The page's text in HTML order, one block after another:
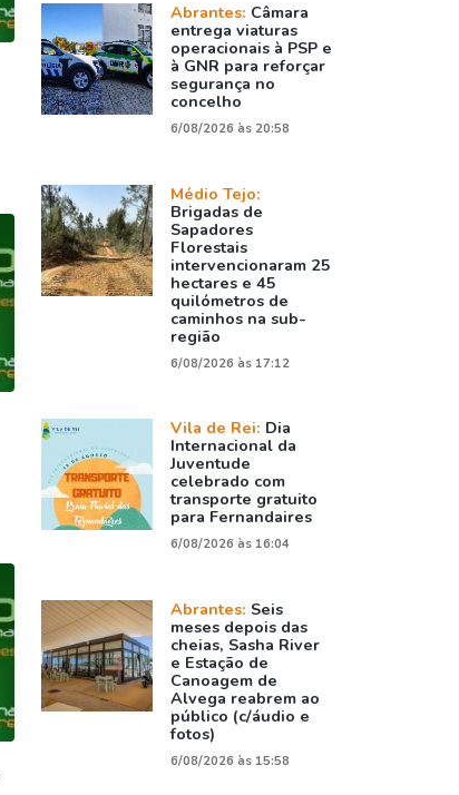
Abrantes: Câmara
entrega viaturas
operacionais à PSP e
à GNR para reforçar
segurança no
concelho
6/08/2026 às 20:58
Médio Tejo:
Brigadas de
Sapadores
Florestais
intervencionaram 25
hectares e 45
quilómetros de
caminhos na sub-
região
6/08/2026 às 17:12
Vila de Rei: Dia
Internacional da
Juventude
celebrado com
transporte gratuito
para Fernandaires
6/08/2026 às 16:04
Abrantes: Seis
meses depois das
cheias, Sasha River
e Estação de
Canoagem de
Alvega reabrem ao
público (c/áudio e
fotos)
6/08/2026 às 15:58